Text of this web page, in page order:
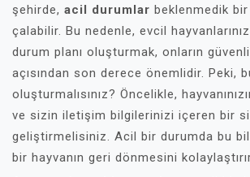
şehirde, acil durumlar beklenmedik bir
çalabilir. Bu nedenle, evcil
durum planı oluşturmak, onların
açısından son derece önemlidir. Peki,
oluşturmalısınız? Öncelikle,
ve sizin iletişim bilgilerinizi içeren bir
geliştirmelisiniz. Acil bir durumda bu
bir hayvanın geri dönmesini